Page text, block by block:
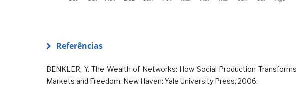
Referências
BENKLER, Y. The Wealth of Networks: How Social Production Transforms
Markets and Freedom. New Haven: Yale University Press, 2006.